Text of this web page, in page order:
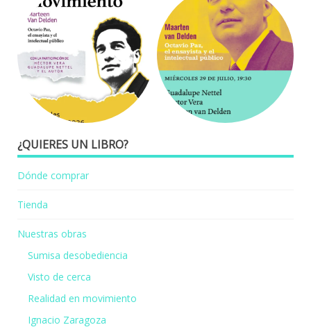
¿QUIERES UN LIBRO?
Dónde comprar
Tienda
Nuestras obras
Sumisa desobediencia
Visto de cerca
Realidad en movimiento
Ignacio Zaragoza